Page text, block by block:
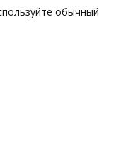
обычный